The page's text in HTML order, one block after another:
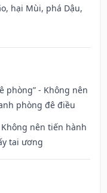
hại Mùi, phá Dậu,
phòng” - Không nên
phòng đê điều
nên tiến hành
tai ương